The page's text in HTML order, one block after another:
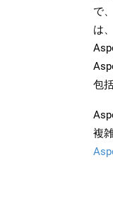
で
は
包
複